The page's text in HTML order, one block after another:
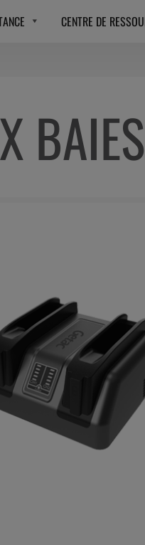
CENTRE DE
BAIES